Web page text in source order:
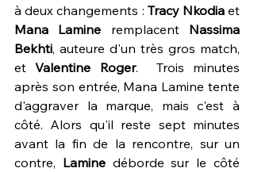
à deux changements : Tracy Nkodia
Mana Lamine remplacent Nassima
Bekhti, auteure d'un très gros match,
et Valentine Roger.  Trois minutes
après son entrée, Mana Lamine tente
d'aggraver la marque, mais c'est à
côté. Alors qu'il reste sept minutes
avant la fin de la rencontre, sur un
contre, Lamine déborde sur le côté